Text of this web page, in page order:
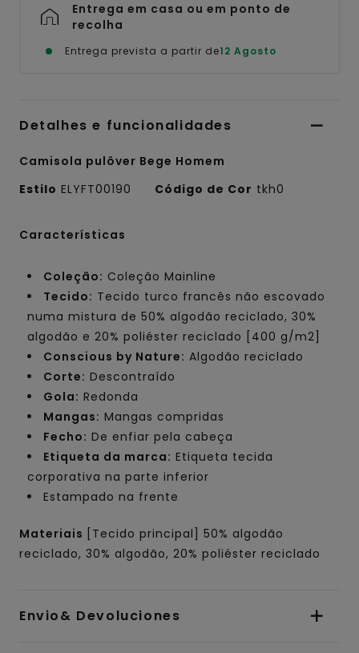
Entrega em casa ou em ponto de
recolha
Entrega prevista a partir de12 Agosto
Detalhes e funcionalidades
Camisola pulôver Bege Homem
Estilo ELYFT00190 Código de Cor tkh0
Características
Coleção: Coleção Mainline
Tecido: Tecido turco francês não escovado
numa mistura de 50% algodão reciclado, 30%
algodão e 20% poliéster reciclado [400 g/m2]
Conscious by Nature: Algodão reciclado
Corte: Descontraído
Gola: Redonda
Mangas: Mangas compridas
Fecho: De enfiar pela cabeça
Etiqueta da marca: Etiqueta tecida
corporativa na parte inferior
Estampado na frente
Materiais
[Tecido principal] 50% algodão
reciclado, 30% algodão, 20% poliéster reciclado
Envio& Devoluciones